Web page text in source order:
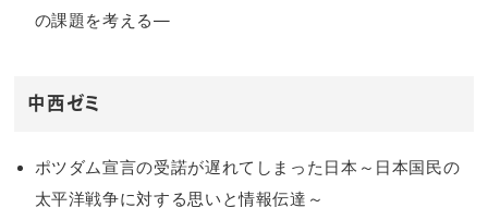
の課題を考える―
中西ゼミ
ポツダム宣言の受諾が遅れてしまった日本～日本国民の
太平洋戦争に対する思いと情報伝達～